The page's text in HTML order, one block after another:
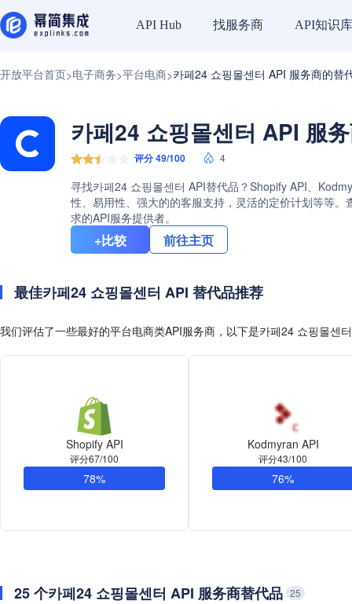
API Hub 找服务商 API知识库
开放平台首页>电子商务>平台电商>카페24 쇼핑몰센터 API 服务商的替
카페24 쇼핑몰센터 API 服
评分 49/100 4
寻找카페24 쇼핑몰센터 API替代品？Shopify API、
性、易用性、强大的的客服支持，灵活的定价计划等等
求的API服务提供者。
+比较 前往主页
最佳카페24 쇼핑몰센터 API 替代品推荐
我们评估了一些最好的平台电商类API服务商，以下是카페24 쇼핑몰센
Shopify API
评分67/100
78%
Kodmyran API
评分43/100
76%
25 个카페24 쇼핑몰센터 API 服务商替代品 25